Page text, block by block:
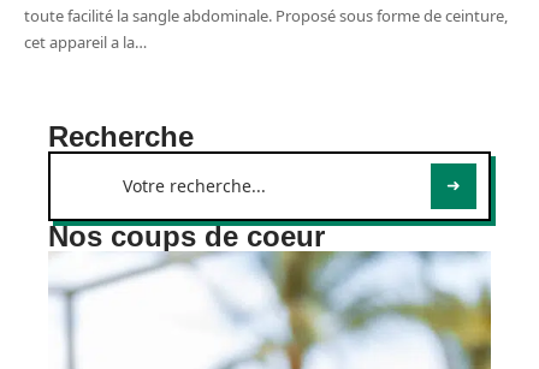
toute facilité la sangle abdominale. Proposé sous forme de ceinture,
cet appareil a la…
Recherche
Nos coups de coeur